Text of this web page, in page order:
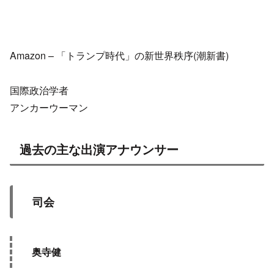
Amazon – 「トランプ時代」の新世界秩序(潮新書)
国際政治学者
アンカーウーマン
過去の主な出演アナウンサー
司会
奥寺健